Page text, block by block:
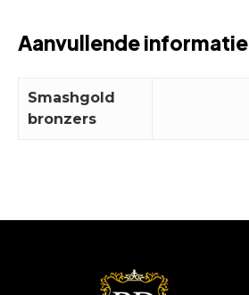
Aanvullende informatie
Smashgold
bronzers